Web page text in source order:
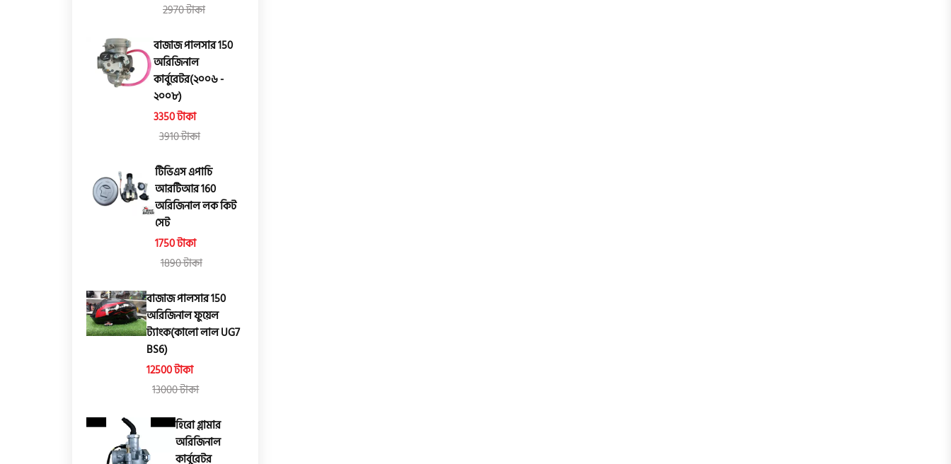
2970 টাকা
বাজাজ পালসার 150
অরিজিনাল
কার্বুরেটর(২০০৬ -
২০০৮)
3350 টাকা
3910 টাকা
টিভিএস এপাচি
আরটিআর 160
অরিজিনাল লক কিট
সেট
1750 টাকা
1890 টাকা
বাজাজ পালসার 150
অরিজিনাল ফুয়েল
ট্যাংক(কালো লাল UG7
BS6)
12500 টাকা
13000 টাকা
হিরো গ্লামার
অরিজিনাল
কার্বুরেটর